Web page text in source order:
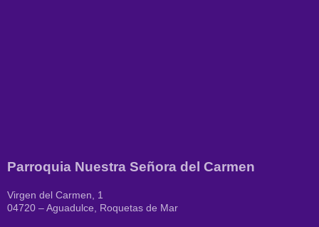
Parroquia Nuestra Señora del Carmen
Virgen del Carmen, 1
04720 – Aguadulce, Roquetas de Mar